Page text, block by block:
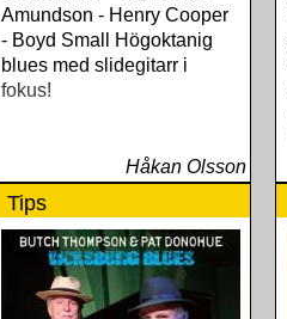
Amundson - Henry Cooper
- Boyd Small Högoktanig
blues med slidegitarr i
fokus!
Håkan Olsson
Tips